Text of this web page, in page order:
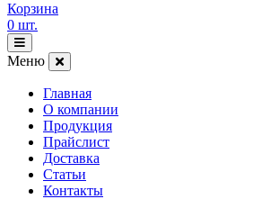
Корзина
0 шт.
Открыть
меню
Меню
Главная
О компании
Продукция
Прайслист
Доставка
Статьи
Контакты